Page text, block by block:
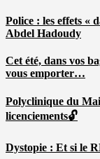
Police : les effets «
Abdel Hadoudy
Cet été, dans vos
vous emporter…
Polyclinique du
licenciements🔓
Dystopie : Et si le